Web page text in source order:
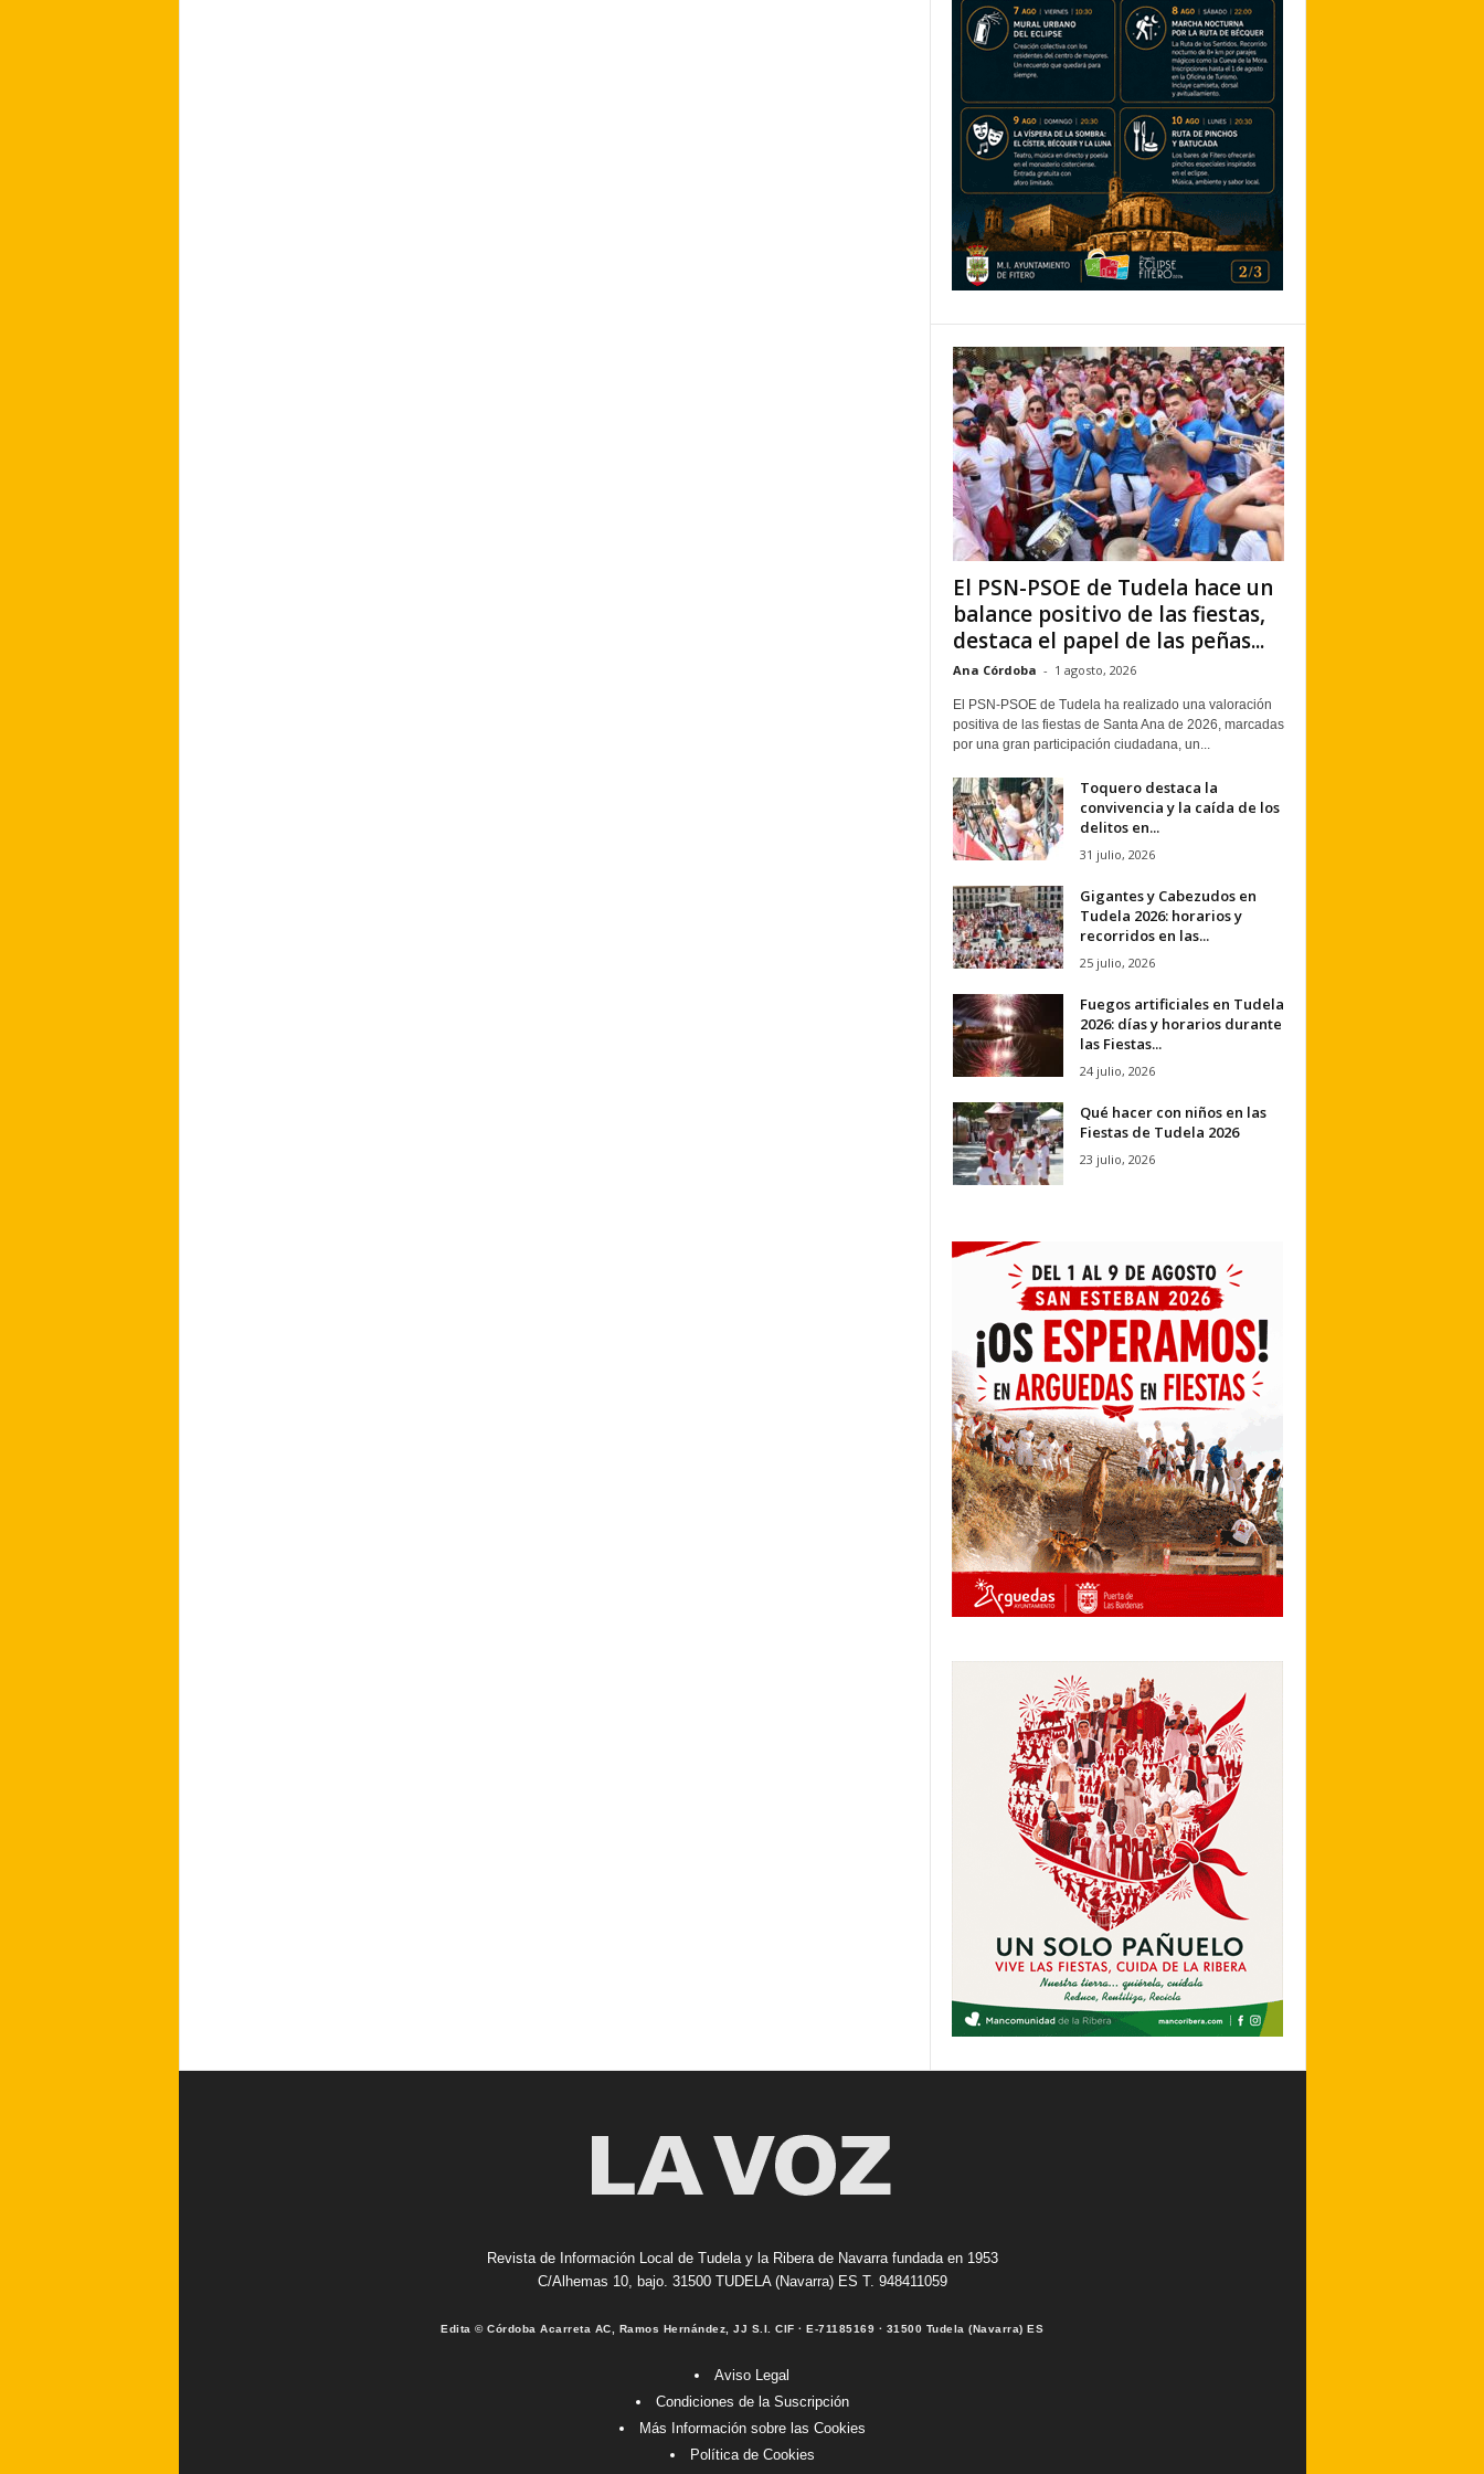
El PSN-PSOE de Tudela hace un
balance positivo de las fiestas,
destaca el papel de las peñas...
Ana Córdoba - 1 agosto, 2026
El PSN-PSOE de Tudela ha realizado una valoración
positiva de las fiestas de Santa Ana de 2026, marcadas
por una gran participación ciudadana, un...
Toquero destaca la
convivencia y la caída de los
delitos en...
31 julio, 2026
Gigantes y Cabezudos en
Tudela 2026: horarios y
recorridos en las...
25 julio, 2026
Fuegos artificiales en Tudela
2026: días y horarios durante
las Fiestas...
24 julio, 2026
Qué hacer con niños en las
Fiestas de Tudela 2026
23 julio, 2026
Revista de Información Local de Tudela y la Ribera de Navarra fundada en 1953
C/Alhemas 10, bajo. 31500 TUDELA (Navarra) ES T. 948411059
Edita © Córdoba Acarreta AC, Ramos Hernández, JJ S.I. CIF · E-71185169 · 31500 Tudela (Navarra) ES
Aviso Legal
Condiciones de la Suscripción
Más Información sobre las Cookies
Política de Cookies